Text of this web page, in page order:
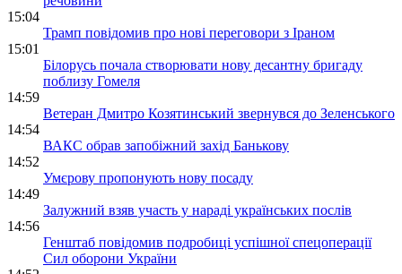
15:04
Трамп повідомив про нові переговори з Іраном
15:01
Білорусь почала створювати нову десантну бригаду
поблизу Гомеля
14:59
Ветеран Дмитро Козятинський звернувся до Зеленського
14:54
ВАКС обрав запобіжний захід Банькову
14:52
Умєрову пропонують нову посаду
14:49
Залужний взяв участь у нараді українських послів
14:56
Генштаб повідомив подробиці успішної спецоперації
Сил оборони України